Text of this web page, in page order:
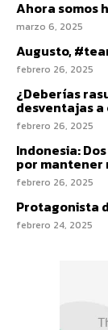
Ahora somos
marzo 6, 2025
Augusto,
febrero 26, 2025
¿Deberías
desventajas
febrero 26, 2025
Indonesia:
por mantener
febrero 26, 2025
Protagonista
febrero 24, 2025